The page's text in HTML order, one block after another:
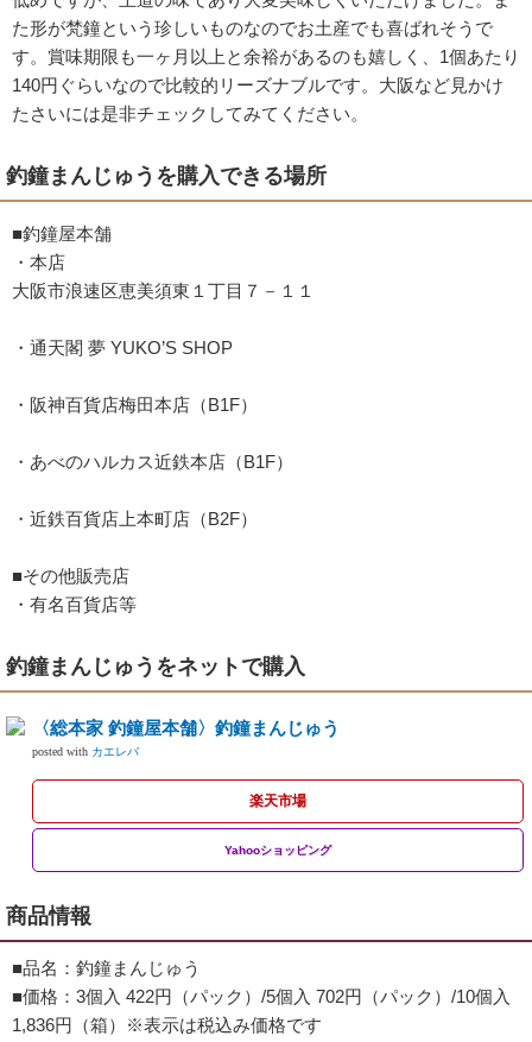
た形が梵鐘という珍しいものなのでお土産でも喜ばれそうで
す。賞味期限も一ヶ月以上と余裕があるのも嬉しく、1個あたり
140円ぐらいなので比較的リーズナブルです。大阪など見かけ
たさいには是非チェックしてみてください。
釣鐘まんじゅうを購入できる場所
■釣鐘屋本舗
・本店
大阪市浪速区恵美須東１丁目７－１１
・通天閣 夢 YUKO’S SHOP
・阪神百貨店梅田本店（B1F）
・あべのハルカス近鉄本店（B1F）
・近鉄百貨店上本町店（B2F）
■その他販売店
・有名百貨店等
釣鐘まんじゅうをネットで購入
〈総本家 釣鐘屋本舗〉釣鐘まんじゅう
posted with カエレバ
楽天市場
Yahooショッピング
商品情報
■品名：釣鐘まんじゅう
■価格：3個入 422円（パック）/5個入 702円（パック）/10個入
1,836円（箱）※表示は税込み価格です